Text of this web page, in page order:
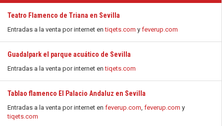
Teatro Flamenco de Triana en Sevilla
Entradas a la venta por internet entiqets.com y feverup.com
Guadalpark el parque acuático de Sevilla
Entradas a la venta por internet entiqets.com
Tablao flamenco El Palacio Andaluz en Sevilla
Entradas a la venta por internet en feverup.com, feverup.com y
tiqets.com